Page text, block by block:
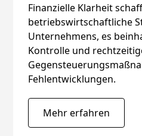
Finanzielle Klarheit
betriebswirtschaftliche
Unternehmens, es
Kontrolle und
Fehlentwicklungen.
Mehr erfahren